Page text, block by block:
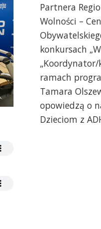
Partnera
Wolności –
konkursach
„Koordynator/
ramach
Tamara
opowiedzą o
Dzieciom z